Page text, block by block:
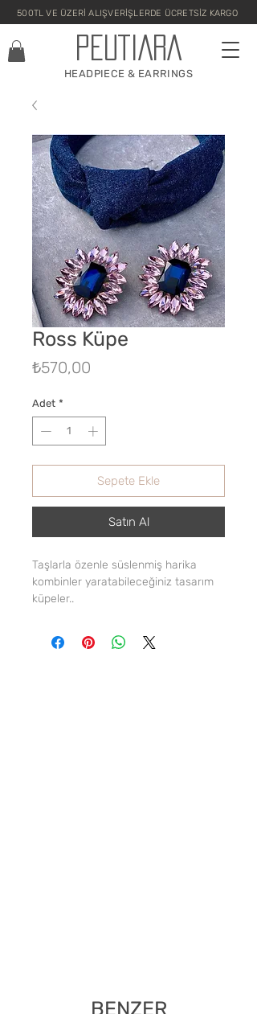
500TL VE ÜZERİ ALIŞVERİŞLERDE ÜCRETSİZ KARGO
PEUTIARA
HEADPIECE & EARRINGS
Ross Küpe
₺570,00
Adet *
Sepete Ekle
Satın Al
Taşlarla özenle süslenmiş harika
kombinler yaratabileceğiniz tasarım
küpeler..
BENZER